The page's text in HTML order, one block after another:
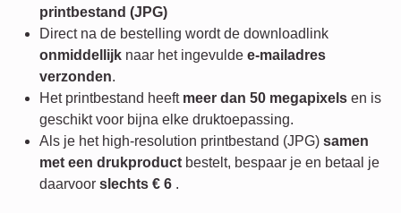
printbestand (JPG)
Direct na de bestelling wordt de downloadlink
onmiddellijk naar het ingevulde e-mailadres
verzonden.
Het printbestand heeft meer dan 50 megapixels en is
geschikt voor bijna elke druktoepassing.
Als je het high-resolution printbestand (JPG) samen
met een drukproduct bestelt, bespaar je en betaal je
daarvoor slechts € 6 .